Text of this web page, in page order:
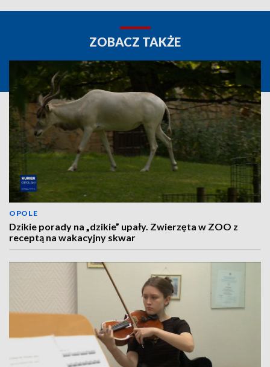
ZOBACZ TAKŻE
OPOLE
Dzikie porady na „dzikie” upały. Zwierzęta w ZOO z
receptą na wakacyjny skwar